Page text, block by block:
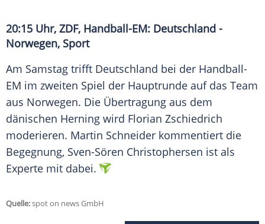
20:15 Uhr, ZDF, Handball-EM: Deutschland -
Norwegen, Sport
Am Samstag trifft Deutschland bei der Handball-
EM im zweiten Spiel der Hauptrunde auf das Team
aus Norwegen. Die Übertragung aus dem
dänischen Herning wird Florian Zschiedrich
moderieren. Martin Schneider kommentiert die
Begegnung, Sven-Sören Christophersen ist als
Experte mit dabei.
Quelle:spot on news GmbH